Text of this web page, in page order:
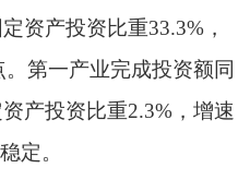
长。1-11月，全市
同比增长57.4%。
米，增长53.9%，